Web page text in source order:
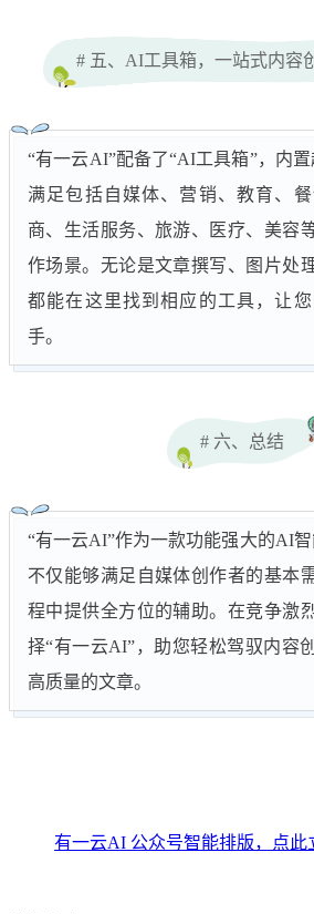
# 五、AI工具箱，一站式内容
“有一云AI”配备了“AI工具箱”，内置
满足包括自媒体、营销、教育、
商、生活服务、旅游、医疗、美容
作场景。无论是文章撰写、图片处
都能在这里找到相应的工具，让
手。
# 六、总结
“有一云AI”作为一款功能强大的AI智
不仅能够满足自媒体创作者的基本
程中提供全方位的辅助。在竞争激
择“有一云AI”，助您轻松驾驭内容
高质量的文章。
有一云AI 公众号智能排版，点此